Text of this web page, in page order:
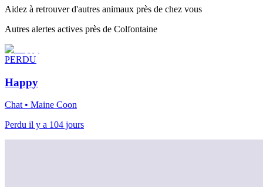
Aidez à retrouver d'autres animaux près de chez vous
Autres alertes actives près de Colfontaine
PERDU
Happy
Chat • Maine Coon
Perdu il y a 104 jours